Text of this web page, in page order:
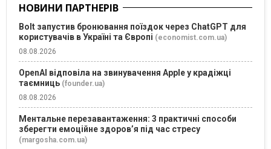
НОВИНИ ПАРТНЕРІВ
Bolt запустив бронювання поїздок через ChatGPT для
користувачів в Україні та Європі (economist.com.ua)
08.08.2026
OpenAI відповіла на звинувачення Apple у крадіжці
таємниць (founder.ua)
08.08.2026
Ментальне перезавантаження: 3 практичні способи
зберегти емоційне здоров’я під час стресу
(margosha.com.ua)